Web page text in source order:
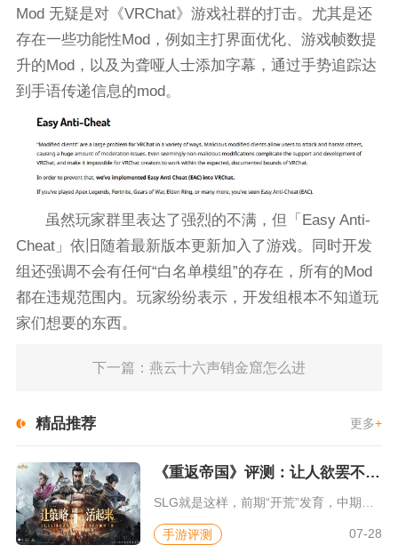
Mod 无疑是对《VRChat》游戏社群的打击。尤其是还
存在一些功能性Mod，例如主打界面优化、游戏帧数提
升的Mod，以及为聋哑人士添加字幕，通过手势追踪达
到手语传递信息的mod。
虽然玩家群里表达了强烈的不满，但「Easy Anti-
Cheat」依旧随着最新版本更新加入了游戏。同时开发
组还强调不会有任何“白名单模组”的存在，所有的Mod
都在违规范围内。玩家纷纷表示，开发组根本不知道玩
家们想要的东西。
下一篇：燕云十六声销金窟怎么进
精品推荐 更多+
《重返帝国》评测：让人欲罢不能的新一代策略游戏
SLG就是这样，前期“开荒”发育，中期同盟混战抢地盘，后期争...
手游评测 07-28